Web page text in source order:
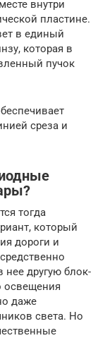
внутри
пластине.
в единый
которая в
пучок
среза и
тогда
который
дороги и
нее другую блок-
освещения
даже
света. Но